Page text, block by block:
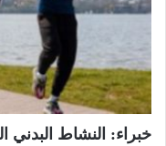
خبراء: النشاط البدني